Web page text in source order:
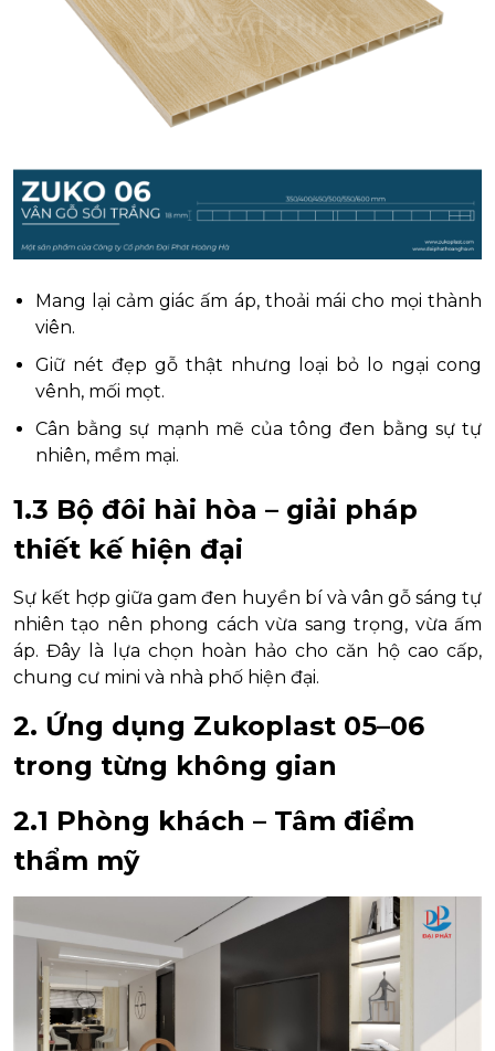
Mang lại cảm giác ấm áp, thoải mái cho mọi thành
viên.
Giữ nét đẹp gỗ thật nhưng loại bỏ lo ngại cong
vênh, mối mọt.
Cân bằng sự mạnh mẽ của tông đen bằng sự tự
nhiên, mềm mại.
1.3 Bộ đôi hài hòa – giải pháp
thiết kế hiện đại
Sự kết hợp giữa gam đen huyền bí và vân gỗ sáng tự
nhiên tạo nên phong cách vừa sang trọng, vừa ấm
áp. Đây là lựa chọn hoàn hảo cho căn hộ cao cấp,
chung cư mini và nhà phố hiện đại.
2. Ứng dụng Zukoplast 05–06
trong từng không gian
2.1 Phòng khách – Tâm điểm
thẩm mỹ